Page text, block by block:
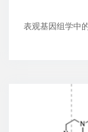
表观基因组学中